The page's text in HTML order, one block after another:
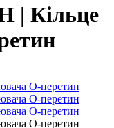
| Кільце